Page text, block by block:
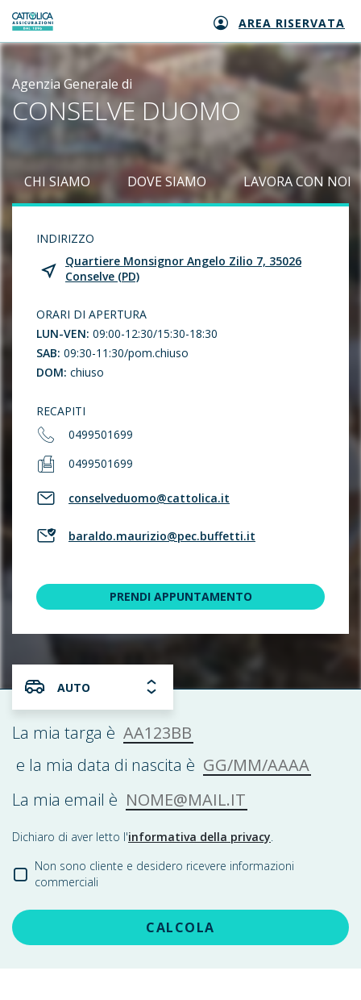
Generali logo AREA RISERVATA
Agenzia Generale di
CONSELVE DUOMO
CHI SIAMO DOVE SIAMO LAVORA CON NOI
INDIRIZZO
Quartiere Monsignor Angelo Zilio 7, 35026
Conselve (PD)
ORARI DI APERTURA
LUN-VEN: 09:00-12:30/15:30-18:30
SAB: 09:30-11:30/pom.chiuso
DOM: chiuso
RECAPITI
0499501699
0499501699
conselveduomo@cattolica.it
baraldo.maurizio@pec.buffetti.it
PRENDI APPUNTAMENTO
AUTO
La mia targa è AA123BB
e la mia data di nascita è GG/MM/AAAA
La mia email è NOME@MAIL.IT
Dichiaro di aver letto l'informativa della privacy.
Non sono cliente e desidero ricevere informazioni
commerciali
CALCOLA